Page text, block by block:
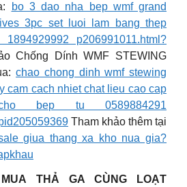
bo 3 dao nha bep wmf grand
3pc set luoi lam bang thep
p206991011.html?
Chống Dính WMF STEWING
chao chong dinh wmf stewing
cam cach nhiet chat lieu cao cap
bep tu 0589884291
Tham khảo thêm tại
giua thang xa kho nua gia?
MUA THẢ GA CÙNG LOẠT